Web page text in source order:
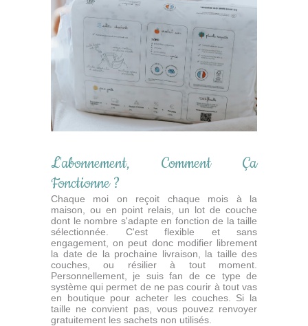
L'abonnement, Comment Ça
Fonctionne ?
Chaque moi on reçoit chaque mois à la
maison, ou en point relais, un lot de couche
dont le nombre s'adapte en fonction de la taille
sélectionnée. C'est flexible et sans
engagement, on peut donc modifier librement
la date de la prochaine livraison, la taille des
couches, ou résilier à tout moment.
Personnellement, je suis fan de ce type de
système qui permet de ne pas courir à tout vas
en boutique pour acheter les couches. Si la
taille ne convient pas, vous pouvez renvoyer
gratuitement les sachets non utilisés.